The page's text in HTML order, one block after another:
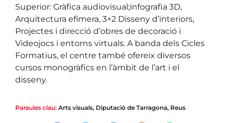
Superior: Gràfica audiovisual;infografia 3D,
Arquitectura efímera, 3×2 Disseny d’interiors,
Projectes i direcció d’obres de decoració i
Videojocs i entorns virtuals. A banda dels Cicles
Formatius, el centre també ofereix diversos
cursos monogràfics en l’àmbit de l’art i el
disseny.
Paraules clau: Arts visuals, Diputació de Tarragona, Reus